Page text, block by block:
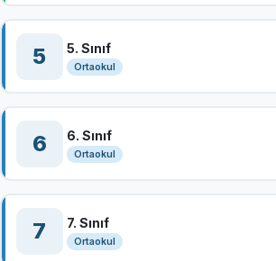
5 5. Sınıf
Ortaokul
6 6. Sınıf
Ortaokul
7 7. Sınıf
Ortaokul